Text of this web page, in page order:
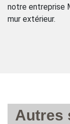
notre entreprise
mur extérieur.
Autres